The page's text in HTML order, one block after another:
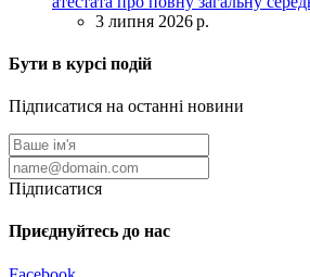
3 липня 2026 р.
Бути в курсі подій
Підписатися на останні новини
Підписатися
Приєднуйтесь до нас